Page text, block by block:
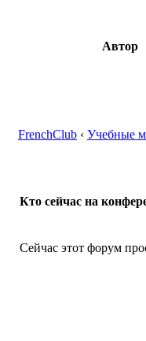
Автор
FrenchClub ‹ Учебные
Кто сейчас на
Сейчас этот форум